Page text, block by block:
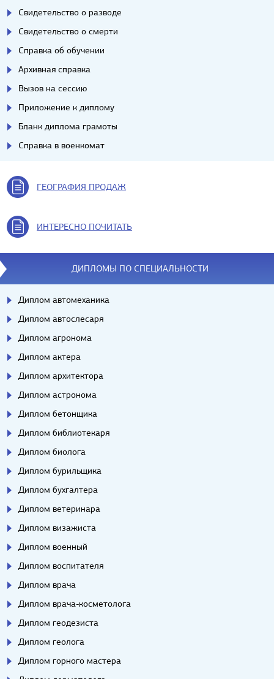
Свидетельство о разводе
Свидетельство о смерти
Справка об обучении
Архивная справка
Вызов на сессию
Приложение к диплому
Бланк диплома грамоты
Справка в военкомат
ГЕОГРАФИЯ ПРОДАЖ
ИНТЕРЕСНО ПОЧИТАТЬ
ДИПЛОМЫ ПО СПЕЦИАЛЬНОСТИ
Диплом автомеханика
Диплом автослесаря
Диплом агронома
Диплом актера
Диплом архитектора
Диплом астронома
Диплом бетонщика
Диплом библиотекаря
Диплом биолога
Диплом бурильщика
Диплом бухгалтера
Диплом ветеринара
Диплом визажиста
Диплом военный
Диплом воспитателя
Диплом врача
Диплом врача-косметолога
Диплом геодезиста
Диплом геолога
Диплом горного мастера